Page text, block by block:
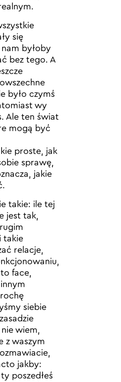
się
byłoby
bez tego. A
było czymś
wy
Ale ten świat
mogą być
proste, jak
sprawę,
jakie
takie: ile tej
jest tak,
takie
relacje,
face,
siebie
wiem,
z waszym
jakby:
poszedłeś